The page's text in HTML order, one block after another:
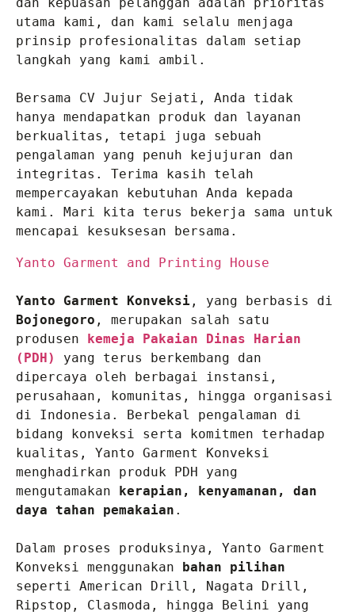
dan kepuasan pelanggan adalah prioritas
utama kami, dan kami selalu menjaga
prinsip profesionalitas dalam setiap
langkah yang kami ambil.
Bersama CV Jujur Sejati, Anda tidak
hanya mendapatkan produk dan layanan
berkualitas, tetapi juga sebuah
pengalaman yang penuh kejujuran dan
integritas. Terima kasih telah
mempercayakan kebutuhan Anda kepada
kami. Mari kita terus bekerja sama untuk
mencapai kesuksesan bersama.
Yanto Garment and Printing House
Yanto Garment Konveksi
Bojonegoro , merupakan salah satu
produsen
kemeja Pakaian Dinas Harian
(PDH)
yang terus berkembang dan
dipercaya oleh berbagai instansi,
perusahaan, komunitas, hingga organisasi
di Indonesia. Berbekal pengalaman di
bidang konveksi serta komitmen terhadap
kualitas, Yanto Garment Konveksi
menghadirkan produk PDH yang
mengutamakan
kerapian, kenyamanan, dan
daya tahan pemakaian .
Dalam proses produksinya, Yanto Garment
Konveksi menggunakan
bahan pilihan
seperti American Drill, Nagata Drill,
Ripstop, Clasmoda, hingga Belini yang